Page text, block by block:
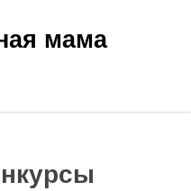
мама